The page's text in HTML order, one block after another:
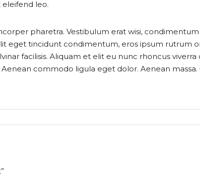
eleifend leo.
pharetra. Vestibulum erat wisi,
eget tincidunt condimentum, eros ipsum rutrum
facilisis. Aliquam et elit eu nunc rhoncus
commodo ligula eget dolor. Aenean